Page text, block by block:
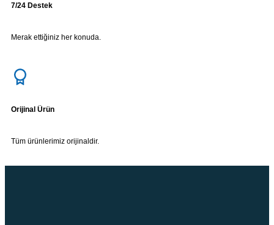
7/24 Destek
Merak ettiğiniz her konuda.
Orijinal Ürün
Tüm ürünlerimiz orijinaldir.